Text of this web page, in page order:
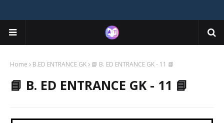
Home B.ED ENTRANCE GK 📘 B. ED ENTRANCE GK - 11 📘
📘 B. ED ENTRANCE GK - 11 📘